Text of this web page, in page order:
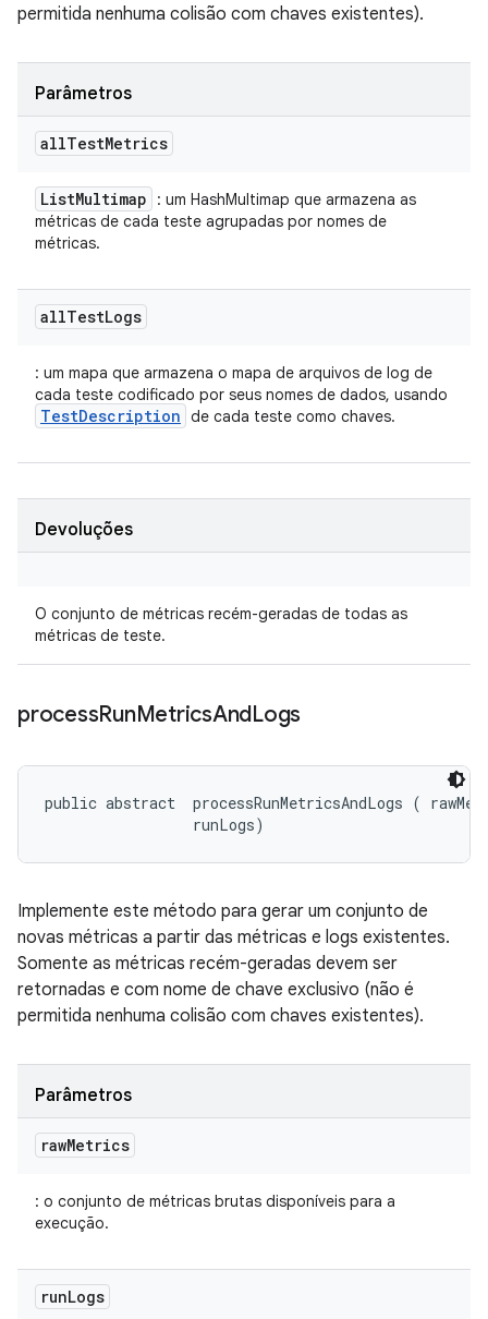
permitida nenhuma colisão com chaves existentes).
Parâmetros
allTestMetrics
ListMultimap
: um HashMultimap que armazena as
métricas de cada teste agrupadas por nomes de
métricas.
allTestLogs
: um mapa que armazena o mapa de arquivos de log de
cada teste codificado por seus nomes de dados, usando
TestDescription de cada teste como chaves.
Devoluções
O conjunto de métricas recém-geradas de todas as
métricas de teste.
processRunMetricsAndLogs
public abstract processRunMetricsAndLogs (
runLogs)
Implemente este método para gerar um conjunto de
novas métricas a partir das métricas e logs existentes.
Somente as métricas recém-geradas devem ser
retornadas e com nome de chave exclusivo (não é
permitida nenhuma colisão com chaves existentes).
Parâmetros
rawMetrics
: o conjunto de métricas brutas disponíveis para a
execução.
runLogs